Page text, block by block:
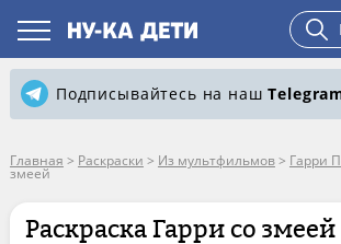
Подписывайтесь на наш
Главная > Раскраски > Из мультфильмов> Гарри
змеей
Раскраска Гарри со змеей